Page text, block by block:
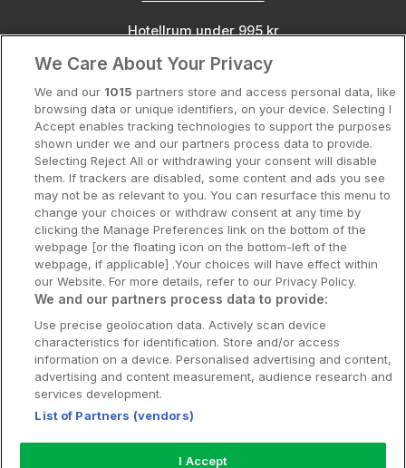
Hotellrum under 995 kr
Spahotell
Sydsverige
Om Hotellpremien
Nya hotell
Stadsweekend
Booking Enquiries:info@hotellpremien.se
Hotellsupport:scandinavian@digibreaks.com
Hotellpremien.se av en del av Coop
Sverige. Coop Sverige 171 88 Solna,
Telefon: 010-742 00 00, Org.nr: 556710-
We Care About Your Privacy
We and our 1015 partners store and access personal data, like
browsing data or unique identifiers, on your device. Selecting I
Accept enables tracking technologies to support the purposes
shown under we and our partners process data to provide.
Selecting Reject All or withdrawing your consent will disable
them. If trackers are disabled, some content and ads you see
may not be as relevant to you. You can resurface this menu to
change your choices or withdraw consent at any time by
clicking the Manage Preferences link on the bottom of the
webpage [or the floating icon on the bottom-left of the
webpage, if applicable] .Your choices will have effect within
our Website. For more details, refer to our Privacy Policy.
We and our partners process data to provide:
Use precise geolocation data. Actively scan device
characteristics for identification. Store and/or access
information on a device. Personalised advertising and content,
advertising and content measurement, audience research and
services development.
List of Partners (vendors)
I Accept